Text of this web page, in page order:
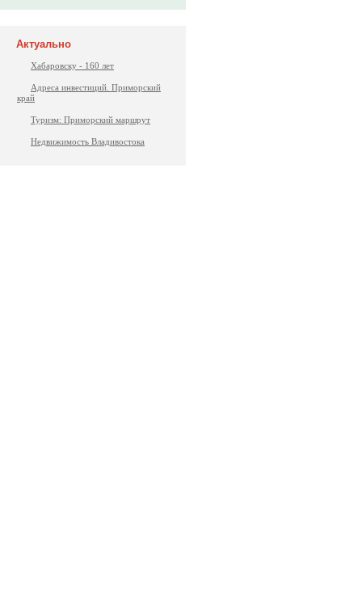
Актуально
Хабаровску - 160 лет
Адреса инвестиций. Приморский
край
Туризм: Приморский маршрут
Недвижимость Владивостока